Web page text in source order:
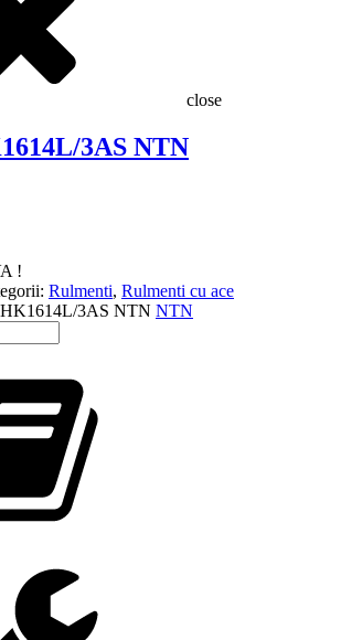
close
3AS NTN
!
Rulmenti, Rulmenti cu ace
3AS NTN NTN